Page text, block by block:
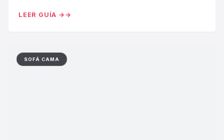
LEER GUÍA →
SOFÁ CAMA